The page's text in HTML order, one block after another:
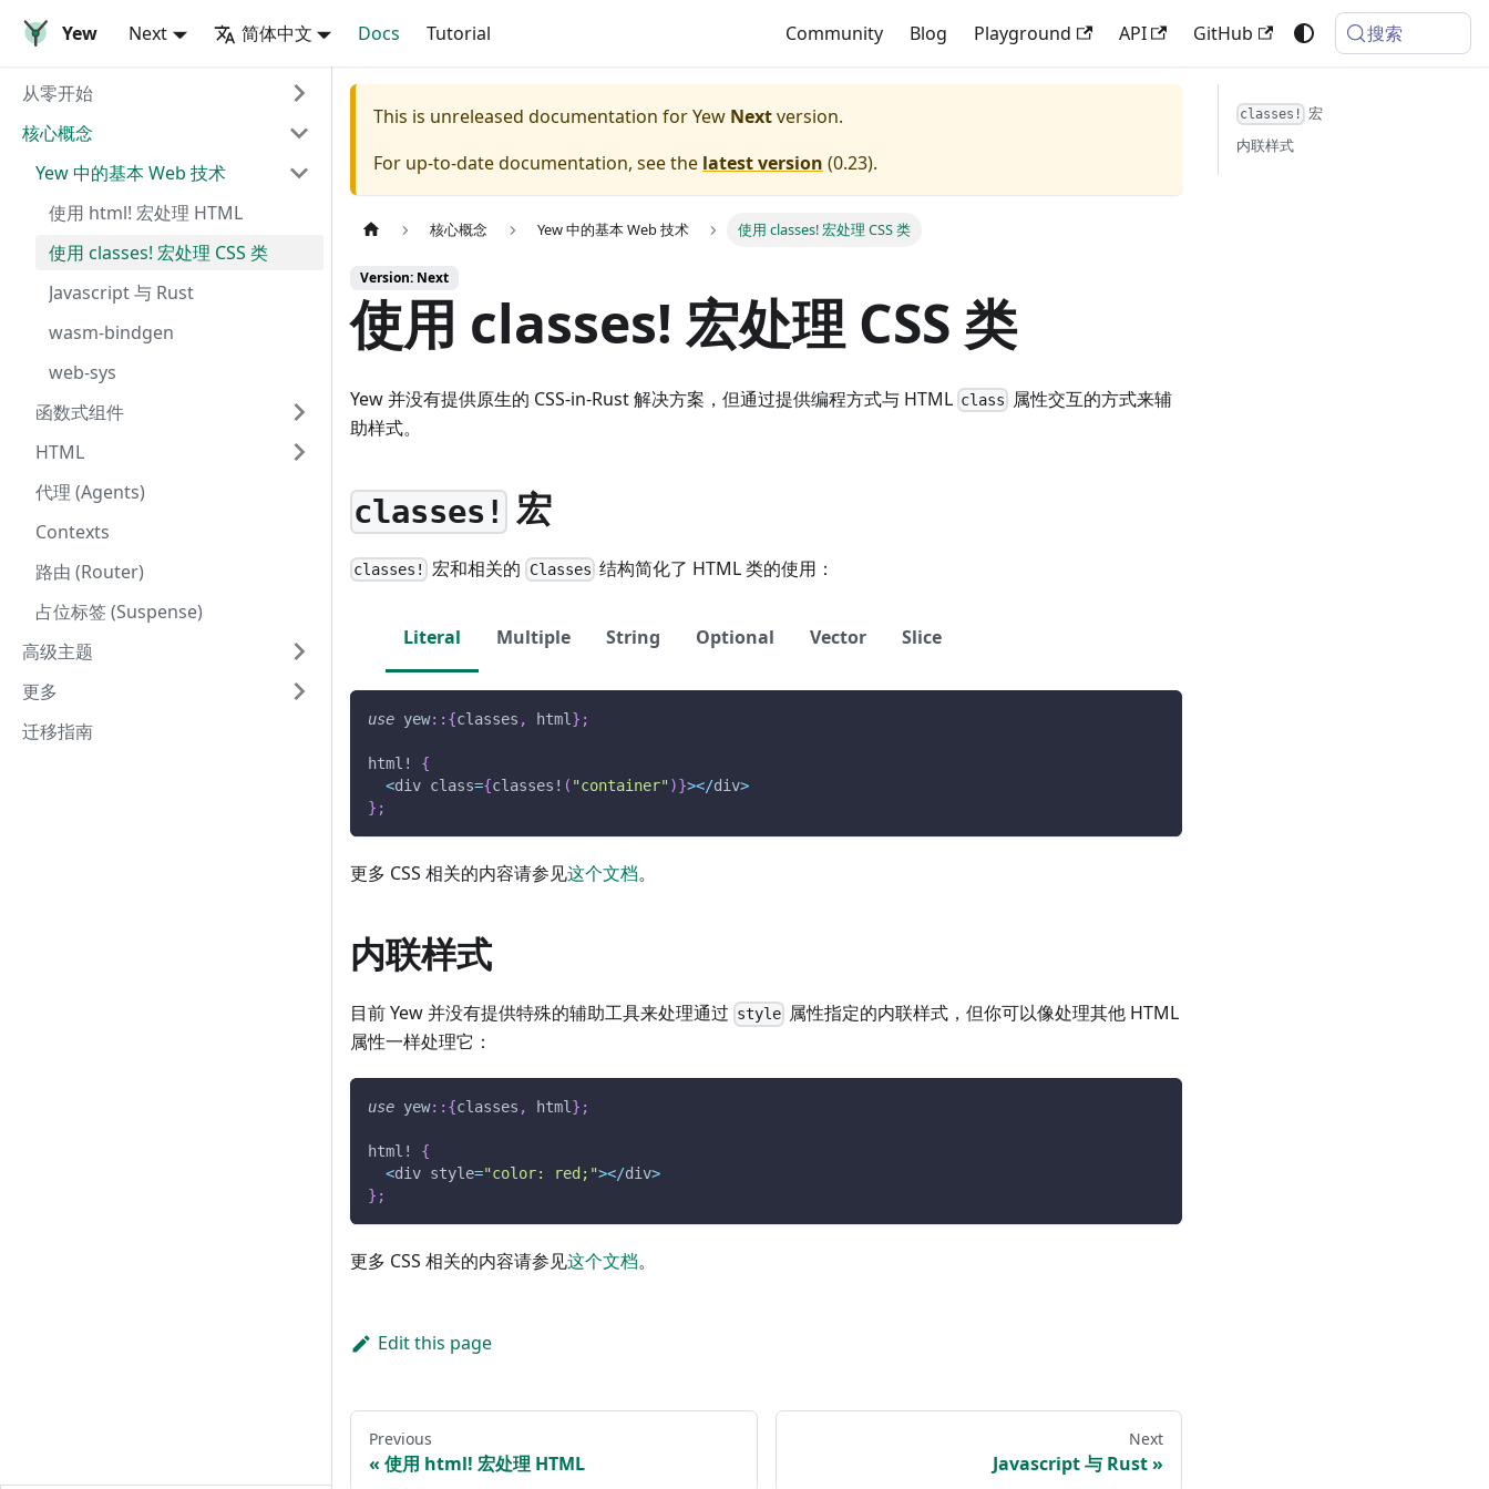
Yew Next 简体中文 Docs Tutorial Community Blog Playground API GitHub 搜索
从零开始
核心概念
Yew 中的基本 Web 技术
使用 html! 宏处理 HTML
使用 classes! 宏处理 CSS 类
Javascript 与 Rust
wasm-bindgen
web-sys
函数式组件
HTML
代理 (Agents)
Contexts
路由 (Router)
占位标签 (Suspense)
高级主题
更多
迁移指南
This is unreleased documentation forYew Nextversion.
For up-to-date documentation, see the latest version (0.23).
核心概念 Yew 中的基本 Web 技术 使用 classes! 宏处理 CSS 类
Version: Next
使用 classes! 宏处理 CSS 类
Yew 并没有提供原生的 CSS-in-Rust 解决方案，但通过提供编程方式与 HTML class
属性交互的方式来辅
助样式。
classes! 宏
classes! 宏和相关的 Classes 结构简化了 HTML 类的使用：
Literal Multiple String Optional Vector Slice
use yew:: {classes , html} ;
html!
{
<div class={classes! ( "container" )}></div>
} ;
更多 CSS 相关的内容请参见这个文档。
内联样式
目前 Yew 并没有提供特殊的辅助工具来处理通过 style 属性指定的内联样式，但你可以像处理其他 HTML
属性一样处理它：
use yew:: {classes , html} ;
html!
{
<div style="color: red;"></div>
} ;
更多 CSS 相关的内容请参见这个文档。
Edit this page
Previous
使用 html! 宏处理 HTML
Next
Javascript 与 Rust
classes! 宏
内联样式